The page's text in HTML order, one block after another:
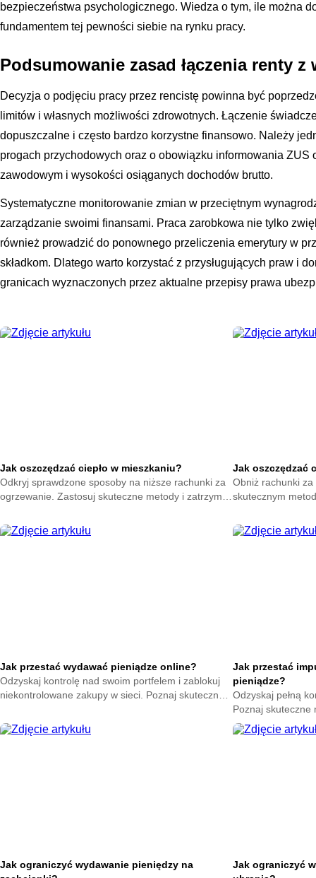
bezpieczeństwa psychologicznego. Wiedza o tym, ile można
fundamentem tej pewności siebie na rynku pracy.
Podsumowanie zasad łączenia renty z
Decyzja o podjęciu pracy przez rencistę powinna być
limitów i własnych możliwości zdrowotnych. Łączenie
dopuszczalne i często bardzo korzystne finansowo. Należy
progach przychodowych oraz o obowiązku informowania ZUS
zawodowym i wysokości osiąganych dochodów brutto.
Systematyczne monitorowanie zmian w przeciętnym
zarządzanie swoimi finansami. Praca zarobkowa nie tylko
również prowadzić do ponownego przeliczenia emerytury w
składkom. Dlatego warto korzystać z przysługujących praw i
granicach wyznaczonych przez aktualne przepisy prawa
Jak oszczędzać ciepło w mieszkaniu?
Odkryj sprawdzone sposoby na niższe rachunki za
ogrzewanie. Zastosuj skuteczne metody i zatrzymaj
Jak oszczędzać
Obniż rachunki
skutecznym
oszczędzać już
Jak przestać wydawać pieniądze online?
Odzyskaj kontrolę nad swoim portfelem i zablokuj
niekontrolowane zakupy w sieci. Poznaj skuteczne
przycisku kup teraz.
Jak przestać
pieniądze?
Odzyskaj pełną
Poznaj skuteczne
nagłych
oszczędności już
Jak ograniczyć wydawanie pieniędzy na
Jak ograniczyć